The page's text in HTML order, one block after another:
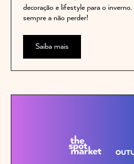
decoração e lifestyle para o
sempre a não perder!
Saiba mais